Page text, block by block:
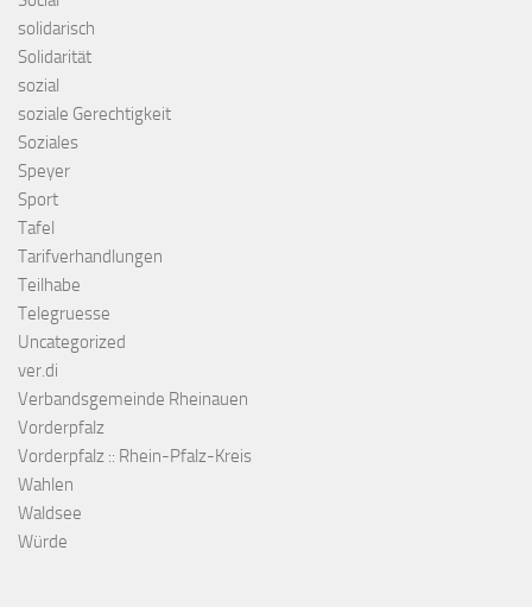
solidarisch
Solidarität
sozial
soziale Gerechtigkeit
Soziales
Speyer
Sport
Tafel
Tarifverhandlungen
Teilhabe
Telegruesse
Uncategorized
ver.di
Verbandsgemeinde Rheinauen
Vorderpfalz
Vorderpfalz :: Rhein-Pfalz-Kreis
Wahlen
Waldsee
Würde